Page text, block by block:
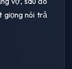
giọng nói trả